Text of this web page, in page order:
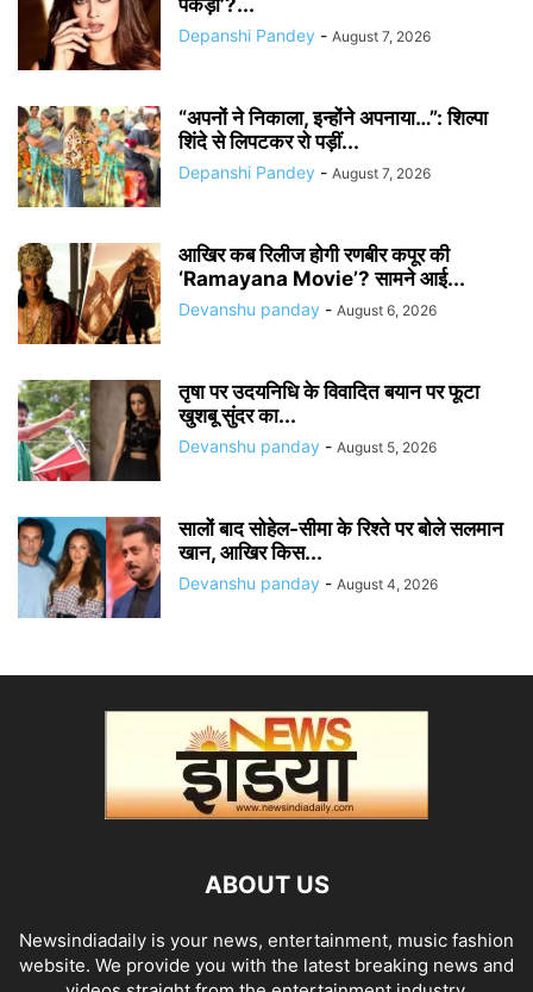
Depanshi Pandey - August 7, 2026
“अपनों ने निकाला, इन्होंने अपनाया…”: शिल्पा
शिंदे से लिपटकर रो पड़ीं...
Depanshi Pandey - August 7, 2026
आखिर कब रिलीज होगी रणबीर कपूर की
‘Ramayana Movie’? सामने आई...
Devanshu panday - August 6, 2026
तृषा पर उदयनिधि के विवादित बयान पर फूटा
खुशबू सुंदर का...
Devanshu panday - August 5, 2026
सालों बाद सोहेल-सीमा के रिश्ते पर बोले सलमान
खान, आखिर किस...
Devanshu panday - August 4, 2026
ABOUT US
Newsindiadaily is your news, entertainment, music fashion
website. We provide you with the latest breaking news and